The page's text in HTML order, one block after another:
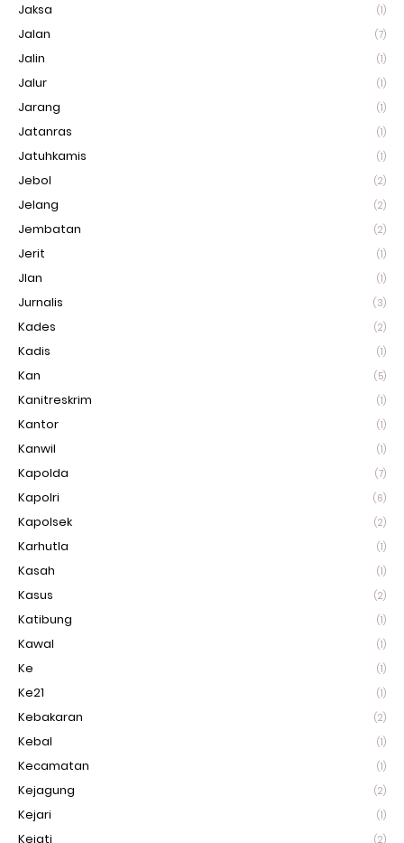
Jaksa (1)
Jalan (7)
Jalin (1)
Jalur (1)
Jarang (1)
Jatanras (1)
Jatuhkamis (1)
Jebol (2)
Jelang (2)
Jembatan (2)
Jerit (1)
Jlan (1)
Jurnalis (3)
Kades (2)
Kadis (1)
Kan (5)
Kanitreskrim (1)
Kantor (1)
Kanwil (1)
Kapolda (7)
Kapolri (6)
Kapolsek (2)
Karhutla (1)
Kasah (1)
Kasus (2)
Katibung (1)
Kawal (1)
Ke (1)
Ke21 (1)
Kebakaran (2)
Kebal (1)
Kecamatan (1)
Kejagung (2)
Kejari (1)
Kejati (2)